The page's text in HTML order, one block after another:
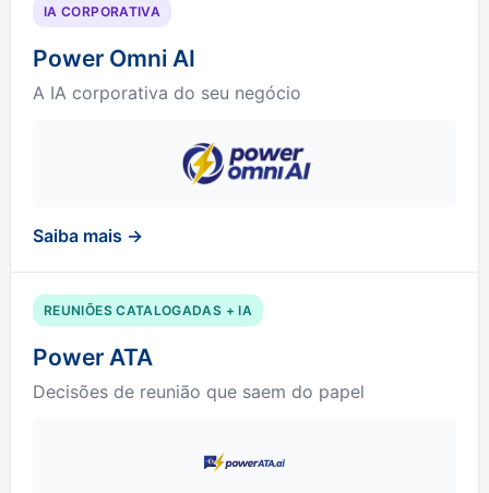
IA CORPORATIVA
Power Omni AI
A IA corporativa do seu negócio
Saiba mais →
REUNIÕES CATALOGADAS + IA
Power ATA
Decisões de reunião que saem do papel